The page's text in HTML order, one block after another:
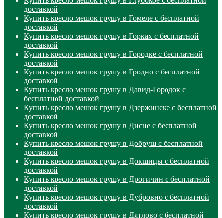
доставкой
Купить кресло мешок грушу в Гомеле с бесплатной
доставкой
Купить кресло мешок грушу в Горках с бесплатной
доставкой
Купить кресло мешок грушу в Городке с бесплатной
доставкой
Купить кресло мешок грушу в Гродно с бесплатной
доставкой
Купить кресло мешок грушу в Давид-Городок с
бесплатной доставкой
Купить кресло мешок грушу в Дзержинске с бесплатной
доставкой
Купить кресло мешок грушу в Дисне с бесплатной
доставкой
Купить кресло мешок грушу в Добруш с бесплатной
доставкой
Купить кресло мешок грушу в Докшицы с бесплатной
доставкой
Купить кресло мешок грушу в Дрогичин с бесплатной
доставкой
Купить кресло мешок грушу в Дубровно с бесплатной
доставкой
Купить кресло мешок грушу в Дятлово с бесплатной